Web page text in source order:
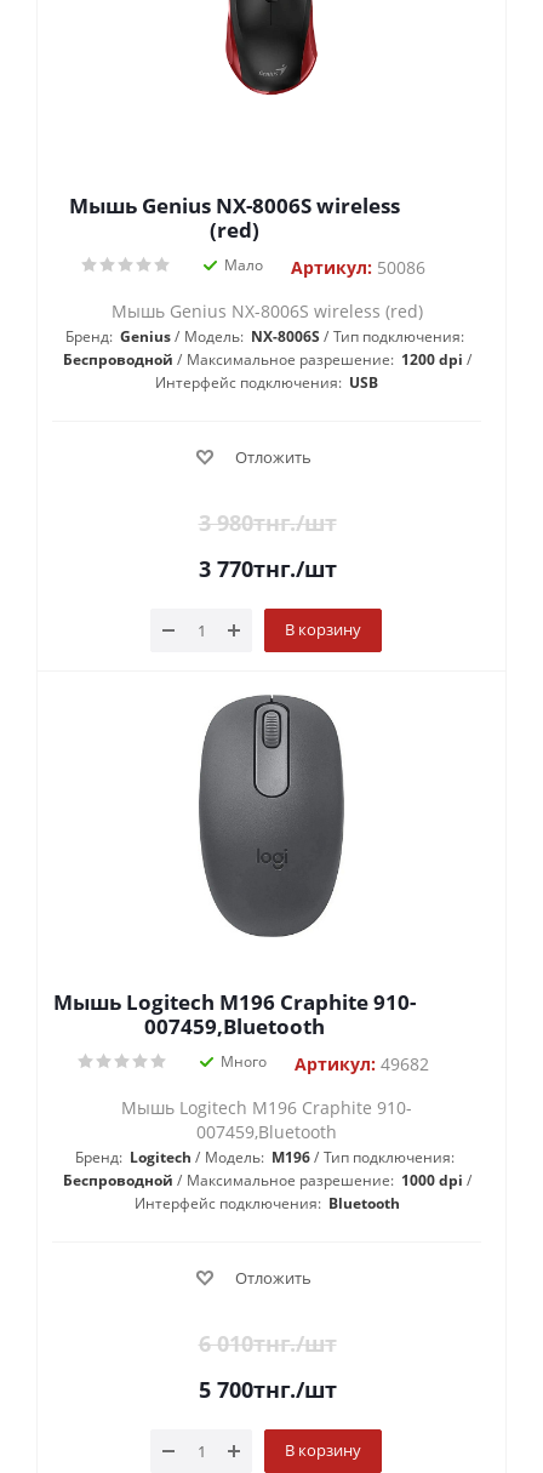
Мышь Genius NX-8006S wireless
(red)
Мало Артикул:50086
Мышь Genius NX-8006S wireless (red)
Бренд: Genius Модель: NX-8006S
Тип подключения:
Беспроводной
Максимальное разрешение: 1200 dpi
Интерфейс подключения: USB
Отложить
3 980тнг./шт
3 770тнг./шт
В корзину
Мышь Logitech M196 Craphite 910-
007459,Bluetooth
Много Артикул:49682
Мышь Logitech M196 Craphite 910-
007459,Bluetooth
Бренд: Logitech Модель: M196
Тип подключения:
Беспроводной
Максимальное разрешение: 1000 dpi
Интерфейс подключения: Bluetooth
Отложить
6 010тнг./шт
5 700тнг./шт
В корзину